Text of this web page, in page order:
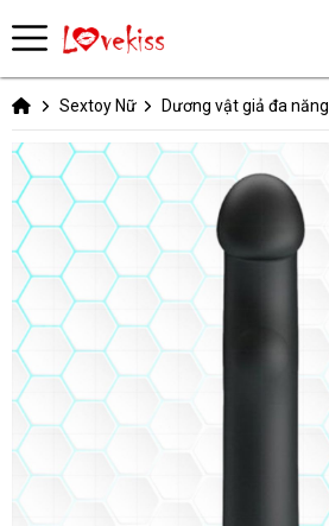
Sextoy Nữ Dương vật giả đa năng